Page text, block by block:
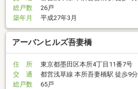
総戸数
26戸
築年月
平成27年3月
アーバンヒルズ吾妻橋
住 所
東京都墨田区本所4丁目11番7号
交 通
都営浅草線 本所吾妻橋駅 徒歩9分
総戸数
65戸